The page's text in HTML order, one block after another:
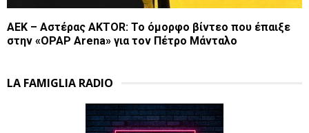
ΑΕΚ – Αστέρας AKTOR: Το όμορφο βίντεο που έπαιξε
στην «OPAP Arena» για τον Πέτρο Μάνταλο
LA FAMIGLIA RADIO